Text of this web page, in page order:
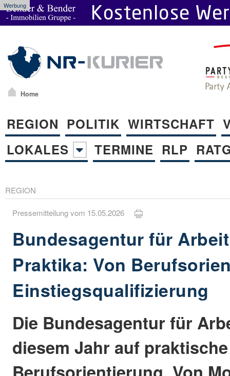
Werbung
Home
REGION POLITIK WIRTSCHAFT
LOKALES
TERMINE RLP
REGION
Pressemitteilung vom 15.05.2026
Bundesagentur für
Praktika: Von
Einstiegsqualifizierung
Die Bundesagentur für
diesem Jahr auf